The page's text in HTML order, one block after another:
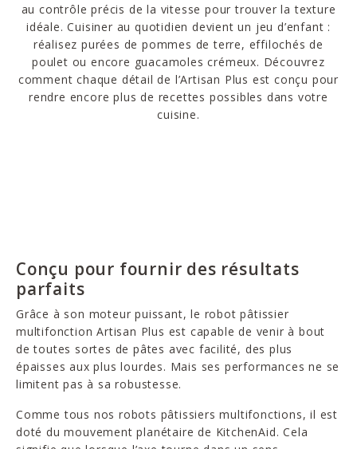
au contrôle précis de la vitesse pour trouver la texture
idéale. Cuisiner au quotidien devient un jeu d’enfant :
réalisez purées de pommes de terre, effilochés de
poulet ou encore guacamoles crémeux. Découvrez
comment chaque détail de l’Artisan Plus est conçu pour
rendre encore plus de recettes possibles dans votre
cuisine.
Conçu pour fournir des résultats
parfaits
Grâce à son moteur puissant, le robot pâtissier
multifonction Artisan Plus est capable de venir à bout
de toutes sortes de pâtes avec facilité, des plus
épaisses aux plus lourdes. Mais ses performances ne se
limitent pas à sa robustesse.
Comme tous nos robots pâtissiers multifonctions, il est
doté du mouvement planétaire de KitchenAid. Cela